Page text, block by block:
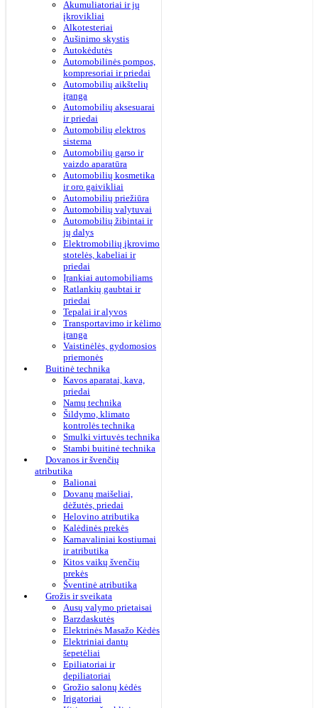
Akumuliatoriai ir jų
įkrovikliai
Alkotesteriai
Aušinimo skystis
Autokėdutės
Automobilinės pompos,
kompresoriai ir priedai
Automobilių aikštelių
įranga
Automobilių aksesuarai
ir priedai
Automobilių elektros
sistema
Automobilių garso ir
vaizdo aparatūra
Automobilių kosmetika
ir oro gaivikliai
Automobilių priežiūra
Automobilių valytuvai
Automobilių žibintai ir
jų dalys
Elektromobilių įkrovimo
stotelės, kabeliai ir
priedai
Įrankiai automobiliams
Ratlankių gaubtai ir
priedai
Tepalai ir alyvos
Transportavimo ir kėlimo
įranga
Vaistinėlės, gydomosios
priemonės
Buitinė technika
Kavos aparatai, kava,
priedai
Namų technika
Šildymo, klimato
kontrolės technika
Smulki virtuvės technika
Stambi buitinė technika
Dovanos ir švenčių
atributika
Balionai
Dovanų maišeliai,
dėžutės, priedai
Helovino atributika
Kalėdinės prekės
Karnavaliniai kostiumai
ir atributika
Kitos vaikų švenčių
prekės
Šventinė atributika
Grožis ir sveikata
Ausų valymo prietaisai
Barzdaskutės
Elektrinės Masažo Kėdės
Elektriniai dantų
šepetėliai
Epiliatoriai ir
depiliatoriai
Grožio salonų kėdės
Irigatoriai